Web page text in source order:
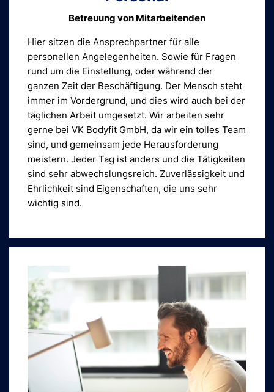
Betreuung von Mitarbeitenden
Hier sitzen die Ansprech­partner für alle
personellen Angelegenheiten. Sowie für Fragen
rund um die Einstellung, oder während der
ganzen Zeit der Beschäftigung. Der Mensch steht
immer im Vordergrund, und dies wird auch bei der
täglichen Arbeit umgesetzt. Wir arbeiten sehr
gerne bei VK Bodyfit GmbH, da wir ein tolles Team
sind, und gemeinsam jede Herausforderung
meistern. Jeder Tag ist anders und die Tätigkeiten
sind sehr abwechslungsreich. Zuverlässigkeit und
Ehrlichkeit sind Eigenschaften, die uns sehr
wichtig sind.